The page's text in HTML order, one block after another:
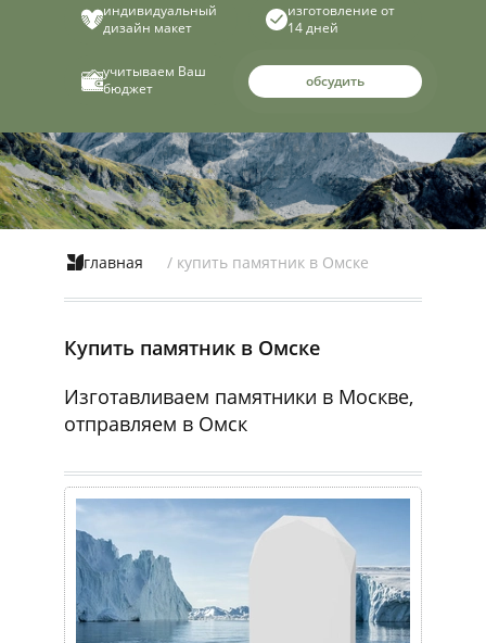
индивидуальный
дизайн макет
изготовление от
14 дней
учитываем Ваш
бюджет
обсудить
главная / купить памятник в Омске
Купить памятник в Омске
Изготавливаем памятники в Москве,
отправляем в Омск